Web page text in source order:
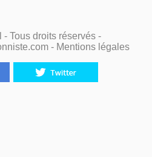
- Tous droits réservés -
- Mentions légales